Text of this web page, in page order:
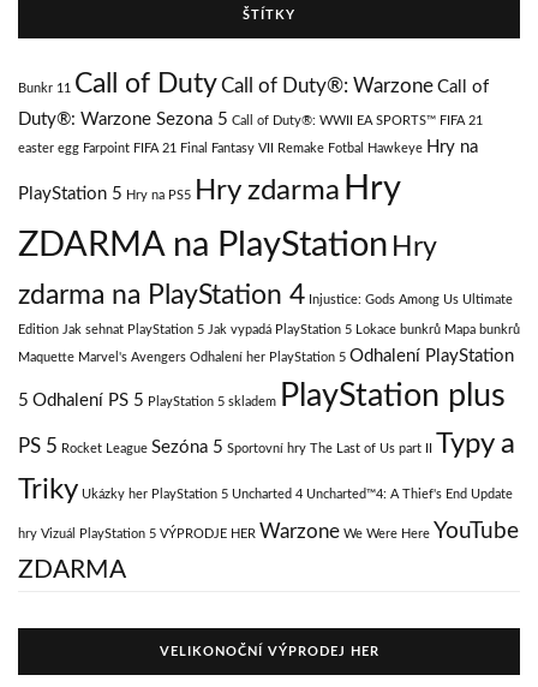
ŠTÍTKY
Bunkr 11 Call of DutyCall of Duty®: Warzone Call of
Duty®: Warzone Sezona 5 Call of Duty®: WWII EA SPORTS™ FIFA 21
easter egg Farpoint FIFA 21 Final Fantasy VII Remake Fotbal Hawkeye Hry na
PlayStation 5 Hry na PS5 Hry zdarma Hry
ZDARMA na PlayStation Hry
zdarma na PlayStation 4 Injustice: Gods Among Us Ultimate
Edition Jak sehnat PlayStation 5 Jak vypadá PlayStation 5 Lokace bunkrů Mapa bunkrů
Maquette Marvel's Avengers Odhalení her PlayStation 5 Odhalení PlayStation
5 Odhalení PS 5 PlayStation 5 skladem PlayStation plus
PS 5 Rocket League Sezóna 5 Sportovní hry The Last of Us part II
Typy a
Triky Ukázky her PlayStation 5 Uncharted 4 Uncharted™4: A Thief's End Update
hry Vizuál PlayStation 5 VÝPRODJE HER Warzone We Were Here YouTube
ZDARMA
VELIKONOČNÍ VÝPRODEJ HER